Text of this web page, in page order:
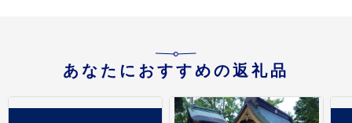
あなたにおすすめの返礼品